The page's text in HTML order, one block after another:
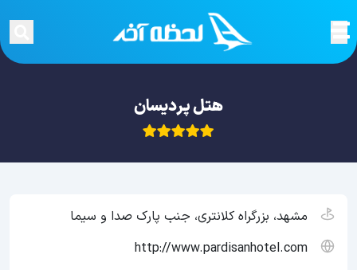
هتل پردیسان
مشهد، بزرگراه کلانتری، جنب پارک صدا و سیما
http://www.pardisanhotel.com